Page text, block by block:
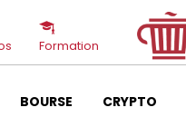
Formation
BOURSE CRYPTO